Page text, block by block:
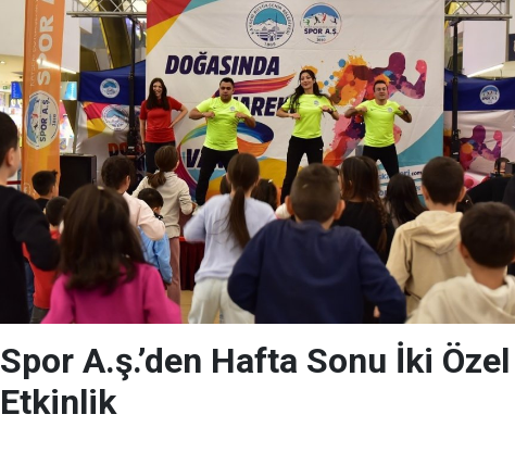
Spor A.ş.’den Hafta Sonu İki Özel
Etkinlik